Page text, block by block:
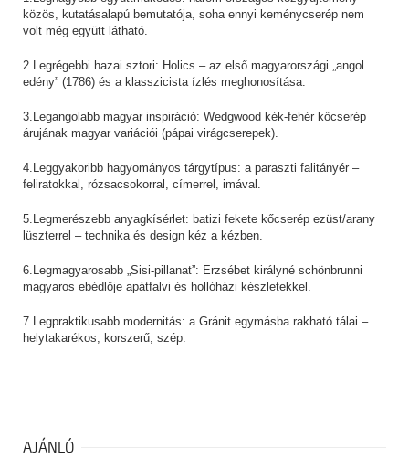
közös, kutatásalapú bemutatója, soha ennyi keménycserép nem
volt még együtt látható.
2.Legrégebbi hazai sztori: Holics – az első magyarországi „angol
edény” (1786) és a klasszicista ízlés meghonosítása.
3.Legangolabb magyar inspiráció: Wedgwood kék-fehér kőcserép
árujának magyar variációi (pápai virágcserepek).
4.Leggyakoribb hagyományos tárgytípus: a paraszti falitányér –
feliratokkal, rózsacsokorral, címerrel, imával.
5.Legmerészebb anyagkísérlet: batizi fekete kőcserép ezüst/arany
lüszterrel – technika és design kéz a kézben.
6.Legmagyarosabb „Sisi-pillanat”: Erzsébet királyné schönbrunni
magyaros ebédlője apátfalvi és hollóházi készletekkel.
7.Legpraktikusabb modernitás: a Gránit egymásba rakható tálai –
helytakarékos, korszerű, szép.
AJÁNLÓ